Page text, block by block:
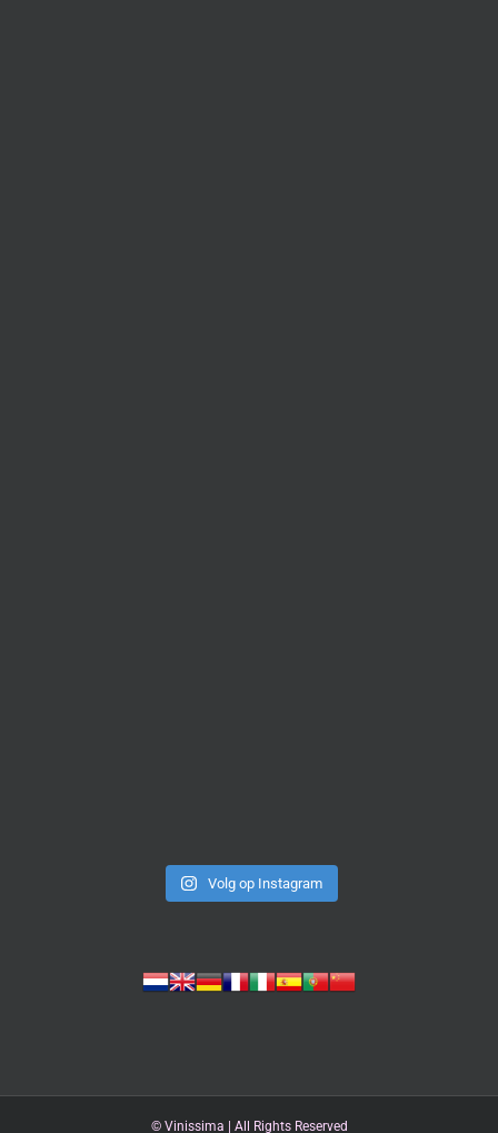
Volg op Instagram
© Vinissima | All Rights Reserved